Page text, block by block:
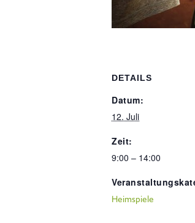
DETAILS
Datum:
12. Juli
Zeit:
9:00 – 14:00
Heimspiele